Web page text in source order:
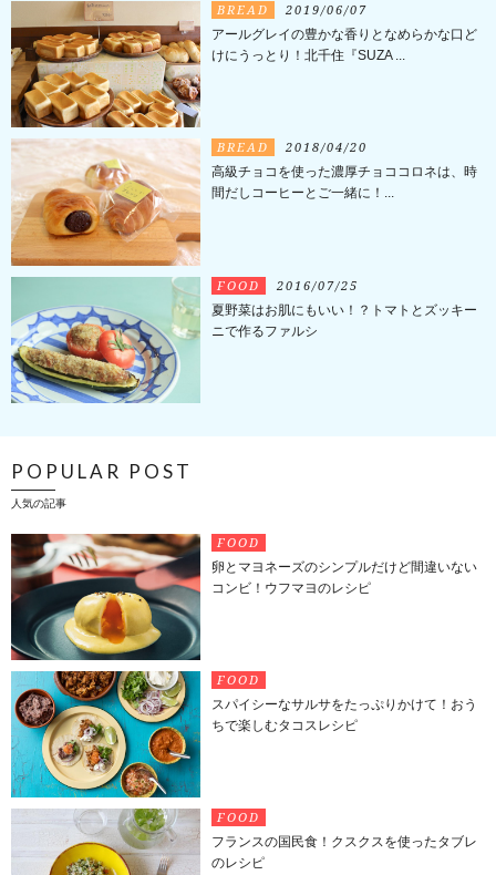
BREAD 2019/06/07
アールグレイの豊かな香りとなめらかな口ど
けにうっとり！北千住『SUZA ...
BREAD 2018/04/20
高級チョコを使った濃厚チョココロネは、時
間だしコーヒーとご一緒に！...
FOOD 2016/07/25
夏野菜はお肌にもいい！？トマトとズッキー
ニで作るファルシ
POPULAR POST
人気の記事
FOOD
卵とマヨネーズのシンプルだけど間違いない
コンビ！ウフマヨのレシピ
FOOD
スパイシーなサルサをたっぷりかけて！おう
ちで楽しむタコスレシピ
FOOD
フランスの国民食！クスクスを使ったタブレ
のレシピ